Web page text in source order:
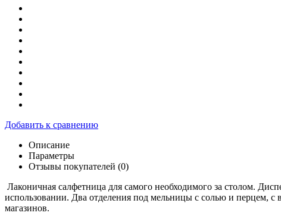
Добавить к сравнению
Описание
Параметры
Отзывы покупателей (0)
Лаконичная салфетница для самого необходимого за столом.
использовании. Два отделения под мельницы с солью и перцем,
магазинов.